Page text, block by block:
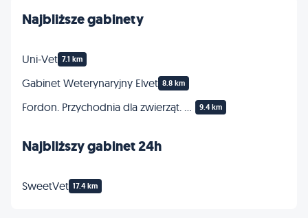
Najbliższe gabinety
Uni-Vet 7.1 km
Gabinet Weterynaryjny Elvet 8.8 km
9.4 km
Najbliższy gabinet 24h
SweetVet 17.4 km